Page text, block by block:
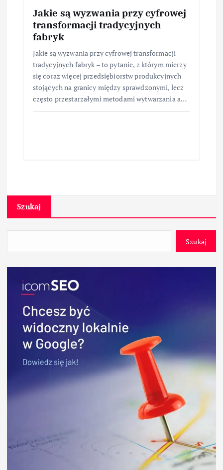
Jakie są wyzwania przy cyfrowej
transformacji tradycyjnych
fabryk
Jakie są wyzwania przy cyfrowej transformacji
tradycyjnych fabryk – to pytanie, z którym mierzy
się coraz więcej przedsiębiorstw produkcyjnych
stojących na granicy między sprawdzonymi, lecz
często przestarzałymi metodami wytwarzania a…
Szukaj
Szukaj